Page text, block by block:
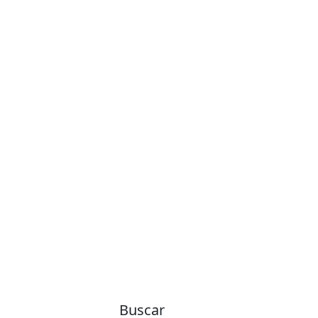
Buscar